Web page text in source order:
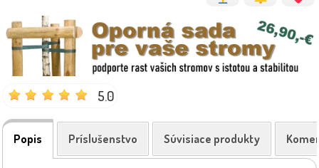
5.0
Popis Príslušenstvo Súvisiace produkty